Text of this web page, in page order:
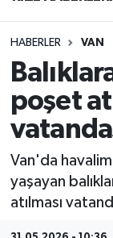
HABERLER VAN
poşet
Van'da
yaşayan
atılması
Asayiş
Rize
Bilim
Merkez
Süper Lig
Tüm
Son
Haber